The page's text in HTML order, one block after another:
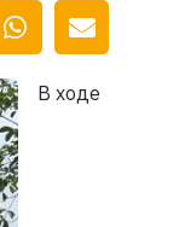
В ходе